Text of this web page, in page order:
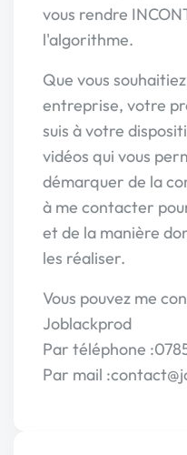
vous rendre
l'algorithme.
Que vous
entreprise, votre
suis à votre
vidéos qui vous
démarquer de la
à me contacter
et de la manière
les réaliser.
Vous pouvez me
Joblackprod
Par téléphone
Par mail